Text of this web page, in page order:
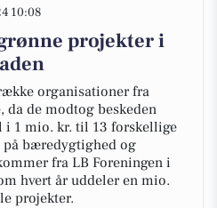
10:08
projekter i
organisationer fra
de modtog beskeden
i 1 mio. kr. til 13 forskellige
bæredygtighed og
fra LB Foreningen i
hvert år uddeler en mio.
projekter.